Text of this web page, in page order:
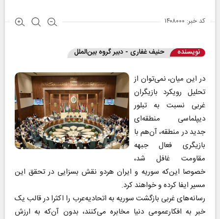
کد خبر: ۱۴۰۸۰۰۰
نویسنده حنیف غفاری - دبیر گروه بین‌الملل
در این میان، نمی‌توان از
تحلیل رویکرد بازیگران
غربی نسبت به تبلور
دیپلماسی منطقه‌ای
جدید در منطقه، آن‌هم با
بازیگری فعال جبهه
مقاومت غافل شد،
خصوصا این‌که سوریه و ایران هردو نقش بسزایی در تحقق این
مسیر ایفا کرده و خواهند کرد.
رسانه‌های غربی بازگشت سوریه به اتحادیه‌عرب را اکثرا در قالب یک
خبر به افکارعمومی دنیا مخابره می‌کنند، بدون آن‌که به ارزش